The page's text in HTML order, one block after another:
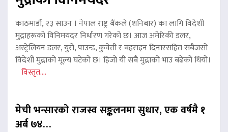
काठमाडौं, २३ साउन । नेपाल राष्ट्र बैंकले (शनिबार) का लागि विदेशी
मुद्राहरूको विनिमयदर निर्धारण गरेको छ। आज अमेरिकी डलर,
अस्ट्रेलियन डलर, युरो, पाउन्ड, कुवेती र बहराइन दिनारसहित सबैजसो
विदेशी मुद्राको मूल्य घटेको छ। हिजो यी सबै मुद्राको भाउ बढेको थियो।
विस्तृत....
मेची भन्सारको राजस्व सङ्कलनमा सुधार, एक वर्षमै १
अर्ब ७४…